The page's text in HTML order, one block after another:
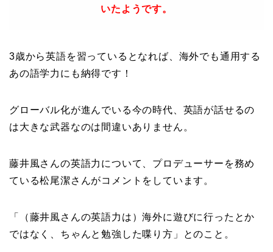
いたようです。
3歳から英語を習っているとなれば、海外でも通用する
あの語学力にも納得です！
グローバル化が進んでいる今の時代、英語が話せるの
は大きな武器なのは間違いありません。
藤井風さんの英語力について、プロデューサーを務め
ている松尾潔さんがコメントをしています。
「（藤井風さんの英語力は）海外に遊びに行ったとか
ではなく、ちゃんと勉強した喋り方」とのこと。